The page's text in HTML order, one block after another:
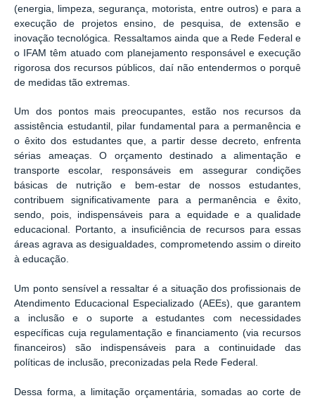
(energia, limpeza, segurança, motorista, entre outros) e para a
execução de projetos ensino, de pesquisa, de extensão e
inovação tecnológica. Ressaltamos ainda que a Rede Federal e
o IFAM têm atuado com planejamento responsável e execução
rigorosa dos recursos públicos, daí não entendermos o porquê
de medidas tão extremas.
Um dos pontos mais preocupantes, estão nos recursos da
assistência estudantil, pilar fundamental para a permanência e
o êxito dos estudantes que, a partir desse decreto, enfrenta
sérias ameaças. O orçamento destinado a alimentação e
transporte escolar, responsáveis em assegurar condições
básicas de nutrição e bem-estar de nossos estudantes,
contribuem significativamente para a permanência e êxito,
sendo, pois, indispensáveis para a equidade e a qualidade
educacional. Portanto, a insuficiência de recursos para essas
áreas agrava as desigualdades, comprometendo assim o direito
à educação.
Um ponto sensível a ressaltar é a situação dos profissionais de
Atendimento Educacional Especializado (AEEs), que garantem
a inclusão e o suporte a estudantes com necessidades
específicas cuja regulamentação e financiamento (via recursos
financeiros) são indispensáveis para a continuidade das
políticas de inclusão, preconizadas pela Rede Federal.
Dessa forma, a limitação orçamentária, somadas ao corte de